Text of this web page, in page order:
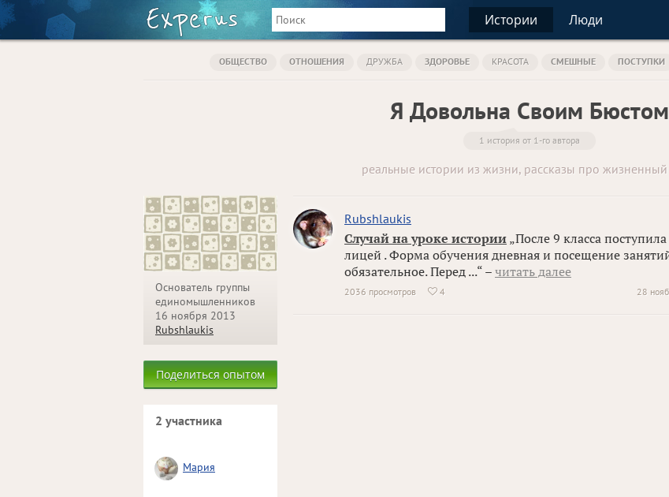
Истории Люди
ОБЩЕСТВО ОТНОШЕНИЯ ДРУЖБА ЗДОРОВЬЕ КРАСОТА СМЕШНЫЕ ПОСТУПКИ
Я Довольна Своим Бюстом
1 история от 1-го автора
реальные истории из жизни, рассказы про
Основатель группы
единомышленников
16 ноября 2013
Rubshlaukis
Поделиться опытом
2 участника
Мария
Rubshlaukis
Случай на уроке истории „После 9 класса поступила
лицей . Форма обучения дневная и посещение
обязательное. Перед ...“ – читать далее
28
2036 просмотров  4